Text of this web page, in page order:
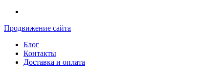
Продвижение сайта
Блог
Контакты
Доставка и оплата